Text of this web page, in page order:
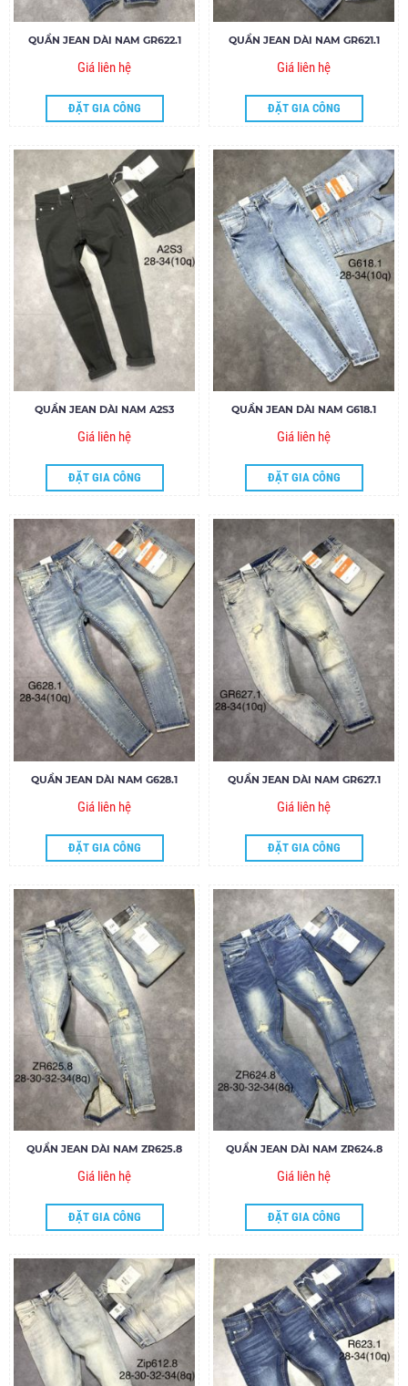
QUẦN JEAN DÀI NAM GR622.1
Giá liên hệ
ĐẶT GIA CÔNG
QUẦN JEAN DÀI NAM GR621.1
Giá liên hệ
ĐẶT GIA CÔNG
QUẦN JEAN DÀI NAM A2S3
Giá liên hệ
ĐẶT GIA CÔNG
QUẦN JEAN DÀI NAM G618.1
Giá liên hệ
ĐẶT GIA CÔNG
QUẦN JEAN DÀI NAM G628.1
Giá liên hệ
ĐẶT GIA CÔNG
QUẦN JEAN DÀI NAM GR627.1
Giá liên hệ
ĐẶT GIA CÔNG
QUẦN JEAN DÀI NAM ZR625.8
Giá liên hệ
ĐẶT GIA CÔNG
QUẦN JEAN DÀI NAM ZR624.8
Giá liên hệ
ĐẶT GIA CÔNG